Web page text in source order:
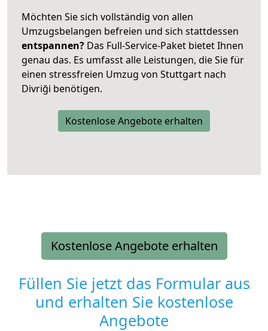
Möchten Sie sich vollständig von allen
Umzugsbelangen befreien und sich stattdessen
entspannen? Das Full-Service-Paket bietet Ihnen
genau das. Es umfasst alle Leistungen, die Sie für
einen stressfreien Umzug von Stuttgart nach
Divriği benötigen.
Kostenlose Angebote erhalten
Kostenlose Angebote erhalten
Füllen Sie jetzt das Formular aus
und erhalten Sie kostenlose
Angebote